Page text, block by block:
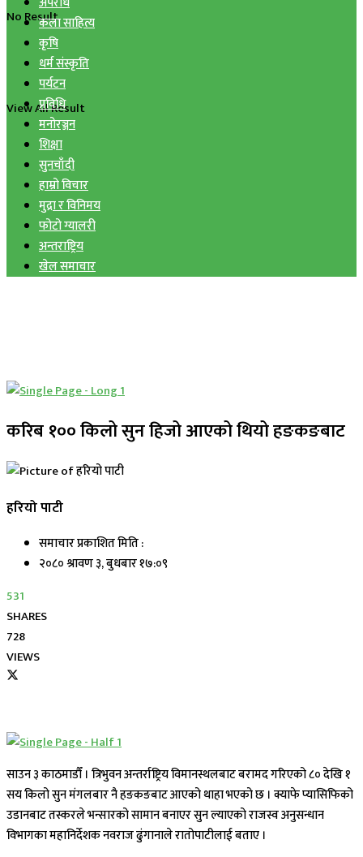
No Result
View All Result
कला साहित्य
कृषि
धर्म संस्कृति
पर्यटन
प्रविधि
मनोरञ्जन
शिक्षा
सुनचाँदी
हाम्रो विचार
मुद्रा र विनिमय
फोटो ग्यालरी
अन्तराष्ट्रिय
खेल समाचार
करिब १०० किलो सुन हिजो आएको थियो हङकङबाट
हरियो पाटी
समाचार प्रकाशित मिति :
२०८० श्रावण ३, बुधबार १७:०९
531
SHARES
728
VIEWS
साउन ३ काठमाडौँ । त्रिभुवन अन्तर्राष्ट्रिय विमानस्थलबाट बरामद गरिएको ८० देखि १
सय किलो सुन मंगलबार नै हङकङबाट आएको थाहा भएको छ । क्याफे प्यासिफिको
उडानबाट तस्करले भन्सारको सामान बनाएर सुन ल्याएको राजस्व अनुसन्धान
विभागका महानिर्देशक नवराज ढुंगानाले रातोपाटीलाई बताए ।